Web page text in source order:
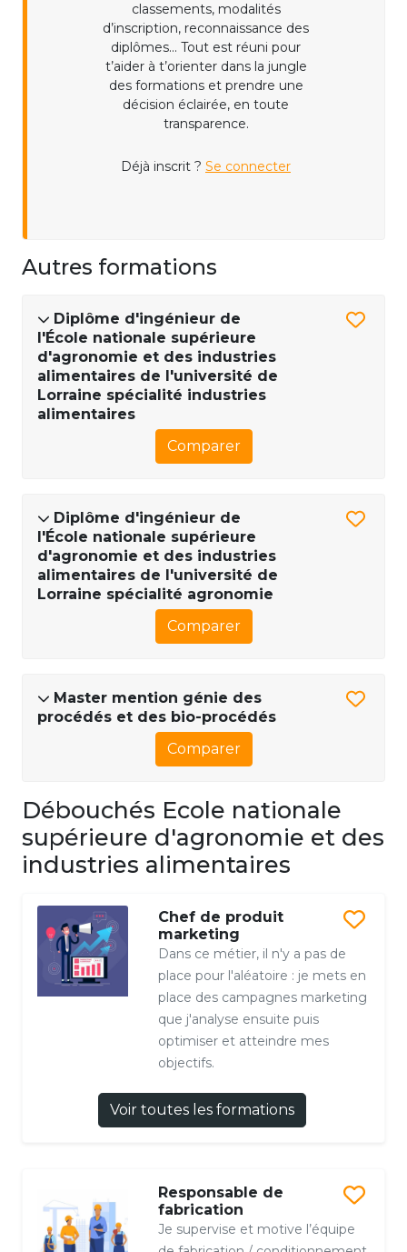
classements, modalités
d’inscription, reconnaissance des
diplômes... Tout est réuni pour
t’aider à t’orienter dans la jungle
des formations et prendre une
décision éclairée, en toute
transparence.
Déjà inscrit ? Se connecter
Autres formations
Diplôme d'ingénieur de
l'École nationale supérieure
d'agronomie et des industries
alimentaires de l'université de
Lorraine spécialité industries
alimentaires
Comparer
Diplôme d'ingénieur de
l'École nationale supérieure
d'agronomie et des industries
alimentaires de l'université de
Lorraine spécialité agronomie
Comparer
Master mention génie des
procédés et des bio-procédés
Comparer
Débouchés Ecole nationale
supérieure d'agronomie et des
industries alimentaires
Chef de produit
marketing
Dans ce métier, il n'y a pas de
place pour l'aléatoire : je mets en
place des campagnes marketing
que j'analyse ensuite puis
optimiser et atteindre mes
objectifs.
Voir toutes les formations
Responsable de
fabrication
Je supervise et motive l’équipe